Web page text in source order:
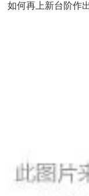
如何再上新台阶作